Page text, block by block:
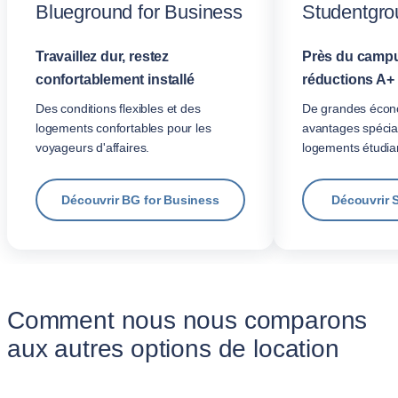
Blueground for Business
Travaillez dur, restez
confortablement installé
Des conditions flexibles et des
logements confortables pour les
voyageurs d'affaires.
Découvrir BG for Business
Près du
réductions A+
De grandes
avantages
logements
Découvrir
Comment nous nous comparons
aux autres options de location